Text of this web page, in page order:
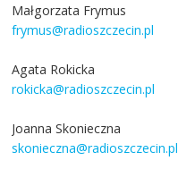
Małgorzata Frymus
frymus@radioszczecin.pl
Agata Rokicka
rokicka@radioszczecin.pl
Joanna Skonieczna
skonieczna@radioszczecin.pl